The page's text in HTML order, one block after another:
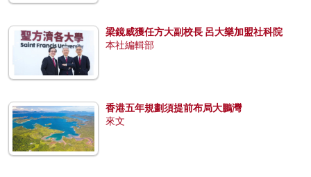
梁鏡威獲任方大副校長 呂大樂加盟社科院
本社編輯部
香港五年規劃須提前布局大鵬灣
來文